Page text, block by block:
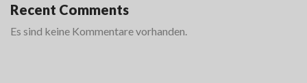
Recent Comments
Es sind keine Kommentare vorhanden.